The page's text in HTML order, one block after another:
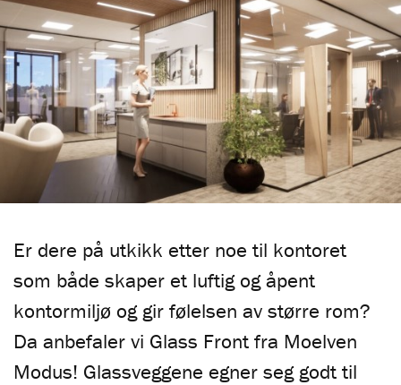
Er dere på utkikk etter noe til kontoret
som både skaper et luftig og åpent
kontormiljø og gir følelsen av større rom?
Da anbefaler vi Glass Front fra Moelven
Modus! Glassveggene egner seg godt til